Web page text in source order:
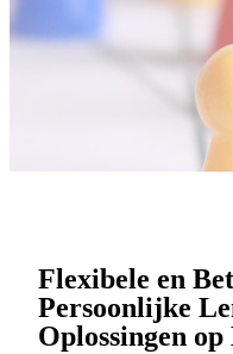
Flexibele en
Persoonlijke
Oplossingen